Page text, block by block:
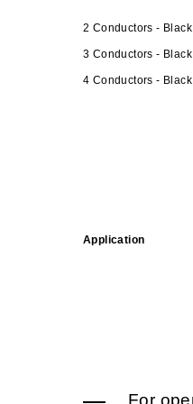
2 Conductors -
3 Conductors -
4 Conductors -
Application
For